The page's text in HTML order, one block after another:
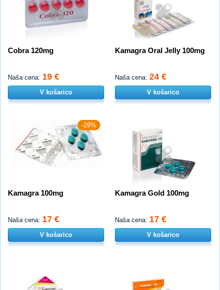
Cobra 120mg
Naša cena: 19 €
V košarico
Kamagra Oral Jelly 100mg
Naša cena: 24 €
V košarico
-29%
Kamagra 100mg
Naša cena: 17 €
V košarico
Kamagra Gold 100mg
Naša cena: 17 €
V košarico